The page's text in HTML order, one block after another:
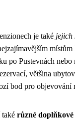
je také jejich
po Pustevnách nebo
většina
bod pro objevování
různé doplňkové